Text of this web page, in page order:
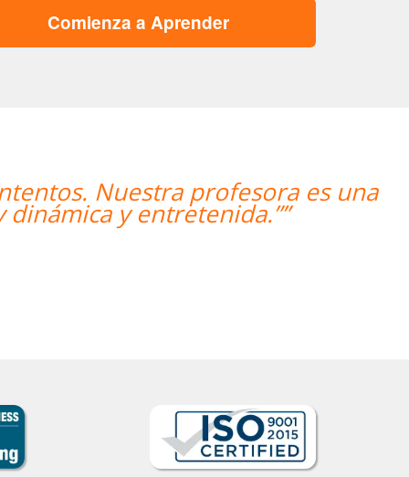
Comienza a Aprender
es una “”Me han